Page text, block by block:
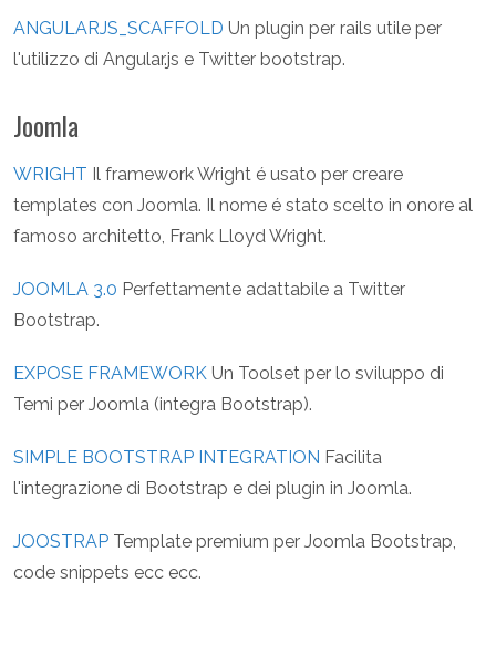
ANGULARJS_SCAFFOLD Un plugin per rails utile per
l'utilizzo di Angular.js e Twitter bootstrap.
Joomla
WRIGHT Il framework Wright é usato per creare
templates con Joomla. Il nome é stato scelto in onore al
famoso architetto, Frank Lloyd Wright.
JOOMLA 3.0 Perfettamente adattabile a Twitter
Bootstrap.
EXPOSE FRAMEWORK Un Toolset per lo sviluppo di
Temi per Joomla (integra Bootstrap).
SIMPLE BOOTSTRAP INTEGRATION Facilita
l'integrazione di Bootstrap e dei plugin in Joomla.
JOOSTRAP Template premium per Joomla Bootstrap,
code snippets ecc ecc.